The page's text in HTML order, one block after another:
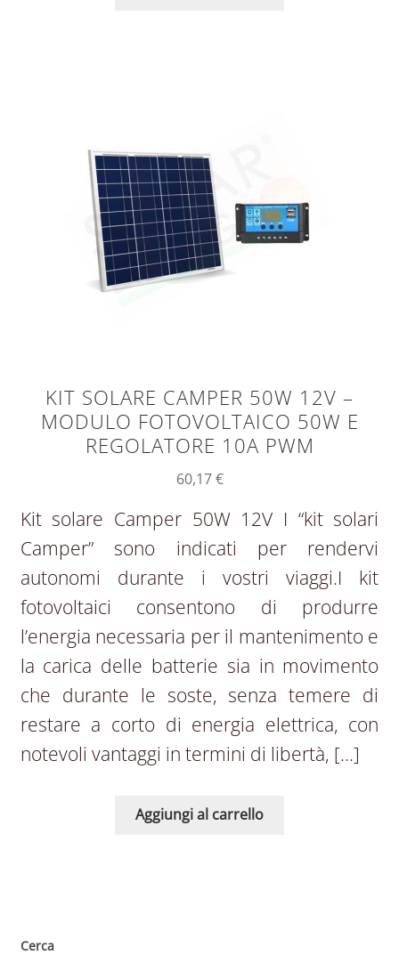
KIT SOLARE CAMPER 50W 12V –
MODULO FOTOVOLTAICO 50W E
REGOLATORE 10A PWM
60,17€
Kit solare Camper 50W 12V I “kit solari
Camper” sono indicati per rendervi
autonomi durante i vostri viaggi.I kit
fotovoltaici consentono di produrre
l’energia necessaria per il mantenimento e
la carica delle batterie sia in movimento
che durante le soste, senza temere di
restare a corto di energia elettrica, con
notevoli vantaggi in termini di libertà, […]
Aggiungi al carrello
Cerca